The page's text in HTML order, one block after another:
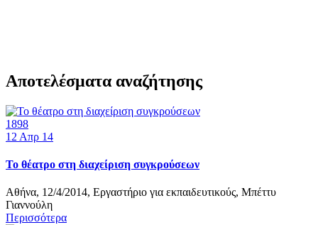
Αποτελέσματα αναζήτησης
1898
12 Απρ 14
Το θέατρο στη διαχείριση συγκρούσεων
Αθήνα, 12/4/2014, Εργαστήριο για εκπαιδευτικούς, Μπέττυ
Γιαννούλη
Περισσότερα